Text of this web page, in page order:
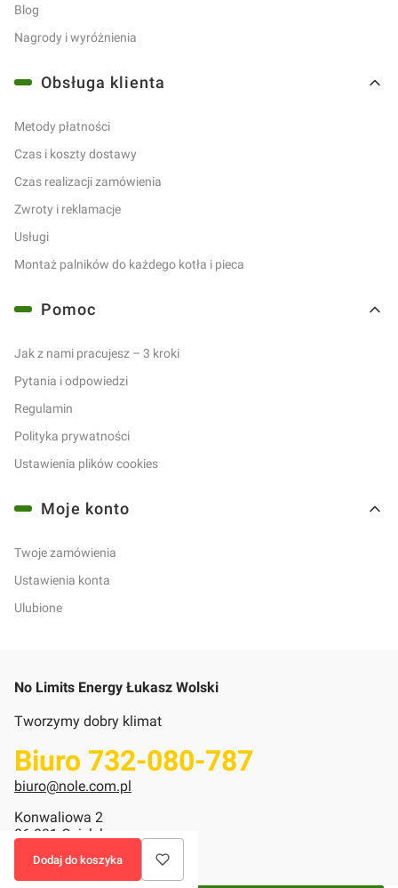
Blog
Nagrody i wyróżnienia
Obsługa klienta
Metody płatności
Czas i koszty dostawy
Czas realizacji zamówienia
Zwroty i reklamacje
Usługi
Montaż palników do każdego kotła i pieca
Pomoc
Jak z nami pracujesz – 3 kroki
Pytania i odpowiedzi
Regulamin
Polityka prywatności
Ustawienia plików cookies
Moje konto
Twoje zamówienia
Ustawienia konta
Ulubione
No Limits Energy Łukasz Wolski
Tworzymy dobry klimat
Biuro 732-080-787
biuro@nole.com.pl
Konwaliowa 2
86-031 Osielsko
Dodaj do koszyka